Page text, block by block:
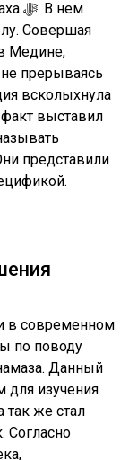
Совершая
Медине,
всколыхнула
выставил
представили
в современном
по поводу
Данный
для изучения
так же стал
Согласно